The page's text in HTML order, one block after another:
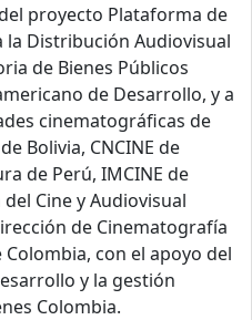
proyecto Plataforma de
la Distribución Audiovisual
de Bienes Públicos
de Desarrollo, y a
cinematográficas de
Bolivia, CNCINE de
de Perú, IMCINE de
Cine y Audiovisual
de Cinematografía
con el apoyo del
y la gestión
Colombia.